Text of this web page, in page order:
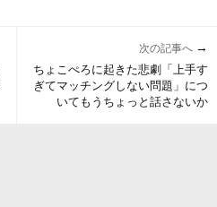
次の記事へ →
ちょこぺろに起きた悲劇「上手す
ぎてマッチングしない問題」につ
いてもうちょっと話さないか